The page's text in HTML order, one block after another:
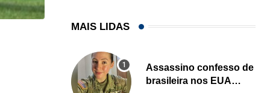
Açaí é reconhecido oficialmente como fruto
21/01/2026
MAIS LIDAS
Assassino confesso de
brasileira nos EUA